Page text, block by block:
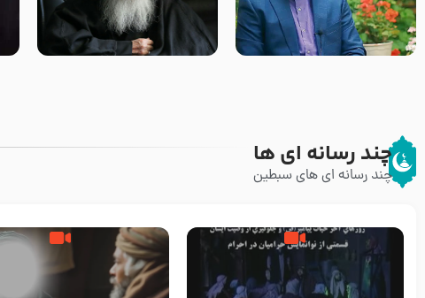
پیامبر صلی الله علیه وآله و سلم
فرمودند وای بر بچه های آخر
زوّار اربعین امام حسین (علیه
السلام) با این اشتیاق به زیارت
چند رسانه ای ها
چند رسانه ای های سبطین